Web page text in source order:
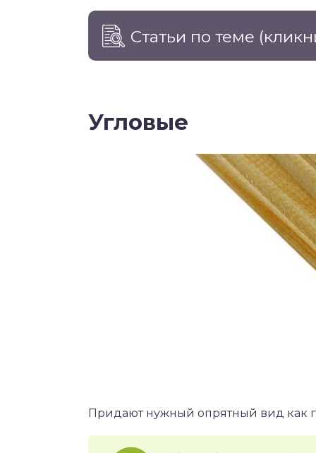
Статьи по теме
Угловые
Придают нужный опрятный вид как